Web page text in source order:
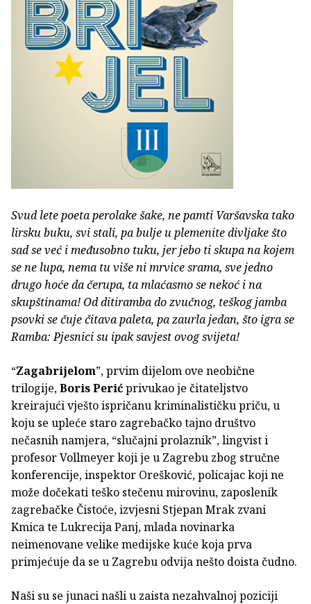
Svud lete poeta perolake šake, ne pamti Varšavska tako
lirsku buku, svi stali, pa bulje u plemenite divljake što
sad se već i međusobno tuku, jer jebo ti skupa na kojem
se ne lupa, nema tu više ni mrvice srama, sve jedno
drugo hoće da čerupa, ta mlaćasmo se nekoć i na
skupštinama! Od ditiramba do zvučnog, teškog jamba
psovki se čuje čitava paleta, pa zaurla jedan, što igra se
Ramba: Pjesnici su ipak savjest ovog svijeta!
“Zagabrijelom”, prvim dijelom ove neobične
trilogije,Boris Perićprivukao je čitateljstvo
kreirajući vješto ispričanu kriminalističku priču, u
koju se upleće staro zagrebačko tajno društvo
nečasnih namjera, “slučajni prolaznik”, lingvist i
profesor Vollmeyer koji je u Zagrebu zbog stručne
konferencije, inspektor Orešković, policajac koji ne
može dočekati teško stečenu mirovinu, zaposlenik
zagrebačke Čistoće, izvjesni Stjepan Mrak zvani
Kmica te Lukrecija Panj, mlada novinarka
neimenovane velike medijske kuće koja prva
primjećuje da se u Zagrebu odvija nešto doista čudno.
Naši su se junaci našli u zaista nezahvalnoj poziciji